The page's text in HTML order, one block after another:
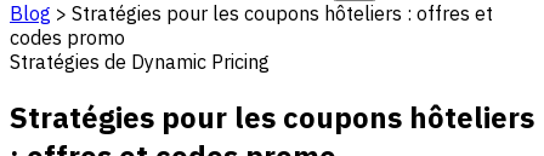
Blog > Stratégies pour les coupons hôteliers : offres et
codes promo
Stratégies de Dynamic Pricing
Stratégies pour les coupons hôteliers